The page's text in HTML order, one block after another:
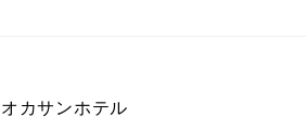
オカサンホテル